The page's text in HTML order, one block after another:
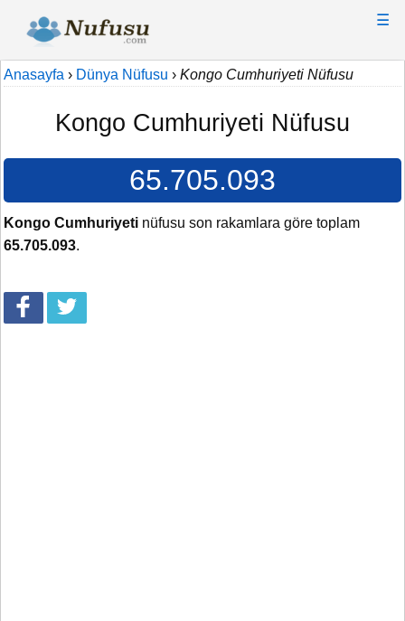
☰
Anasayfa › Dünya Nüfusu › Kongo Cumhuriyeti Nüfusu
Kongo Cumhuriyeti Nüfusu
65.705.093
Kongo Cumhuriyeti nüfusu son rakamlara göre toplam
65.705.093.